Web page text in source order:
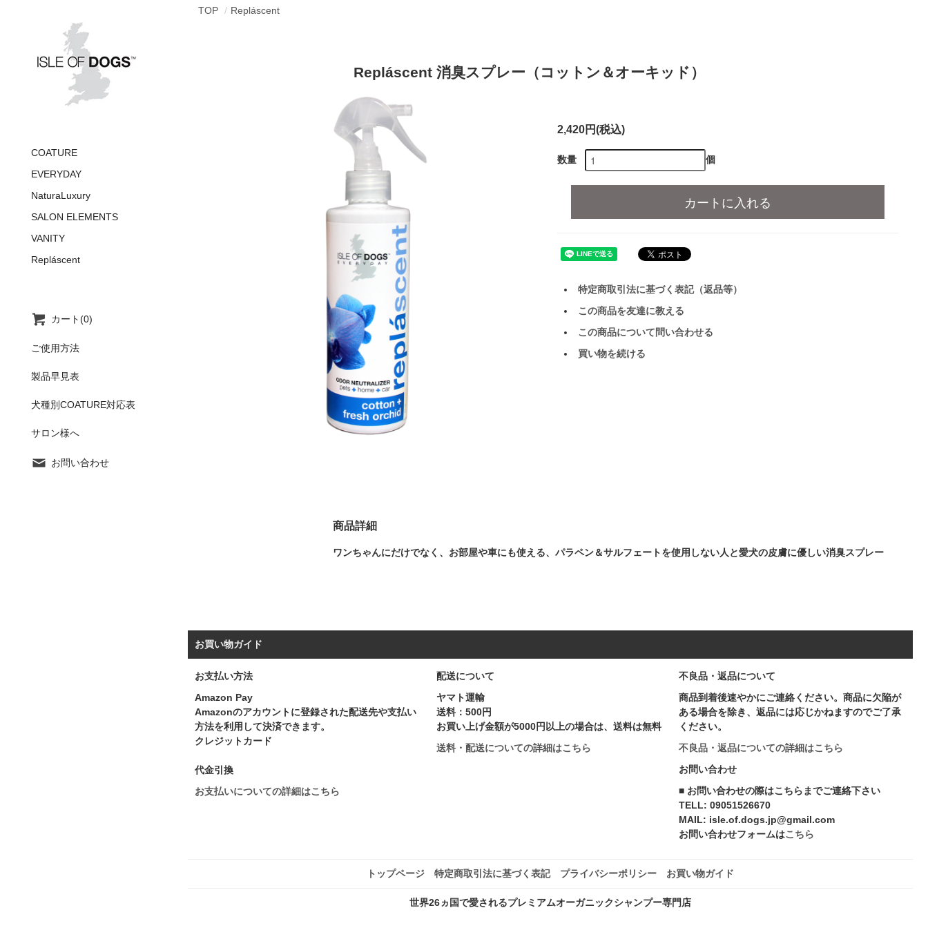
COATURE
EVERYDAY
NaturaLuxury
SALON ELEMENTS
VANITY
Repláscent
カート(0)
ご使用方法
製品早見表
犬種別COATURE対応表
サロン様へ
お問い合わせ
TOP Repláscent
Repláscent 消臭スプレー（コットン＆オーキッド）
2,420円(税込)
数量 個
カートに入れる
特定商取引法に基づく表記（返品等）
この商品を友達に教える
この商品について問い合わせる
買い物を続ける
商品詳細
ワンちゃんにだけでなく、お部屋や車にも使える、パラペン＆サルフェートを使用しない人と愛犬の皮膚に優しい消臭スプレー
お買い物ガイド
お支払い方法
Amazon Pay
Amazonのアカウントに登録された配送先や支払い
方法を利用して決済できます。
クレジットカード
代金引換
お支払いについての詳細はこちら
配送について
ヤマト運輸
送料：500円
お買い上げ金額が5000円以上の場合は、送料は無料
送料・配送についての詳細はこちら
不良品・返品について
商品到着後速やかにご連絡ください。商品に欠陥が
ある場合を除き、返品には応じかねますのでご了承
ください。
不良品・返品についての詳細はこちら
お問い合わせ
■ お問い合わせの際はこちらまでご連絡下さい
TELL: 09051526670
MAIL: isle.of.dogs.jp@gmail.com
お問い合わせフォームはこちら
トップページ 特定商取引法に基づく表記 プライバシーポリシー お買い物ガイド
世界26ヵ国で愛されるプレミアムオーガニックシャンプー専門店